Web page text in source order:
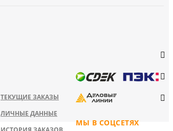
МЫ В СОЦСЕТЯХ
ТЕКУЩИЕ ЗАКАЗЫ
ЛИЧНЫЕ ДАННЫЕ